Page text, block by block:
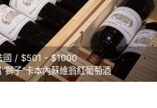
國
$501 - $1000
子“卡本內蘇維翁紅葡萄酒